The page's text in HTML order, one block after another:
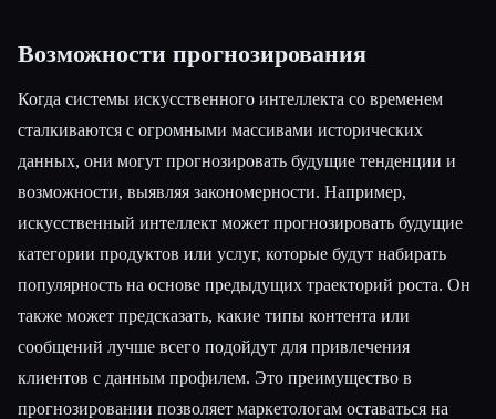
Возможности прогнозирования
Когда системы искусственного интеллекта со временем
сталкиваются с огромными массивами исторических
данных, они могут прогнозировать будущие тенденции и
возможности, выявляя закономерности. Например,
искусственный интеллект может прогнозировать будущие
категории продуктов или услуг, которые будут набирать
популярность на основе предыдущих траекторий роста. Он
также может предсказать, какие типы контента или
сообщений лучше всего подойдут для привлечения
клиентов с данным профилем. Это преимущество в
прогнозировании позволяет маркетологам оставаться на